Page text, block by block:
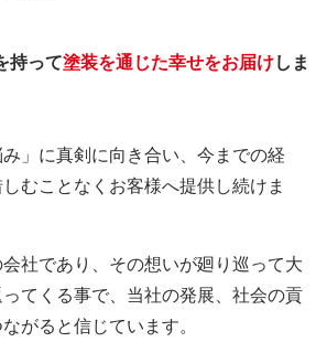
持って塗装を通じた幸せをお届けしま
」に真剣に向き合い、今までの経
むことなくお客様へ提供し続けま
社であり、その想いが廻り巡って大
てくる事で、当社の発展、社会の貢
がると信じています。